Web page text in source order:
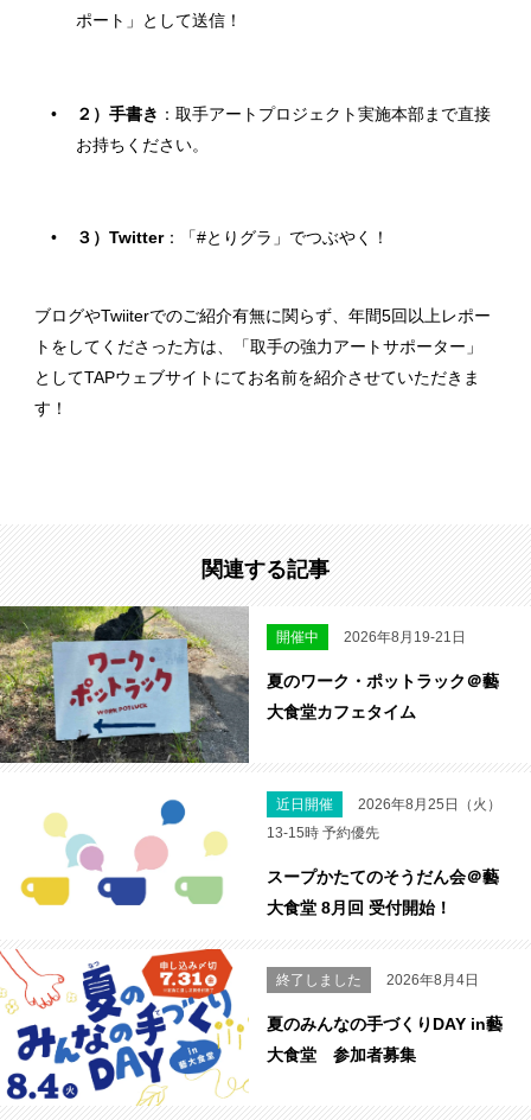
ポート」として送信！
２）手書き ：取手アートプロジェクト実施本部まで直接
お持ちください。
３）Twitter：「#とりグラ」でつぶやく！
ブログやTwiiterでのご紹介有無に関らず、年間5回以上レポー
トをしてくださった方は、「取手の強力アートサポーター」
としてTAPウェブサイトにてお名前を紹介させていただきま
す！
関連する記事
開催中 2026年8月19-21日
夏のワーク・ポットラック＠藝
大食堂カフェタイム
近日開催
2026年8月25日（火）
13-15時 予約優先
スープかたてのそうだん会＠藝
大食堂 8月回 受付開始！
終了しました 2026年8月4日
夏のみんなの手づくりDAY in藝
大食堂 参加者募集